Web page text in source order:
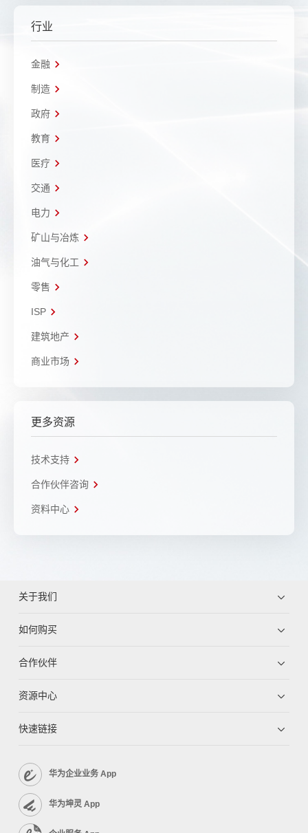
行业
金融
制造
政府
教育
医疗
交通
电力
矿山与冶炼
油气与化工
零售
ISP
建筑地产
商业市场
更多资源
技术支持
合作伙伴咨询
资料中心
关于我们
如何购买
合作伙伴
资源中心
快速链接
华为企业业务 App
华为坤灵 App